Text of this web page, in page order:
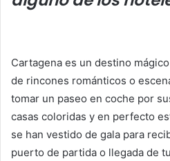
Cartagena es un destino
de rincones románticos o
tomar un paseo en coche por
casas coloridas y en perfecto
se han vestido de gala para
puerto de partida o llegada de